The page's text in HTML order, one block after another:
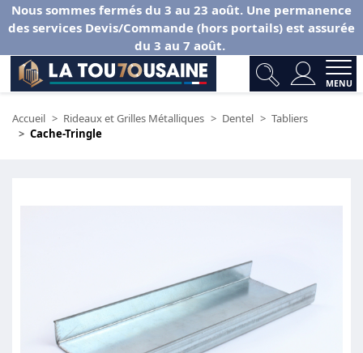
Nous sommes fermés du 3 au 23 août. Une permanence
des services Devis/Commande (hors portails) est assurée
du 3 au 7 août.
MENU
Accueil Rideaux et Grilles Métalliques Dentel
Tabliers
Cache-Tringle